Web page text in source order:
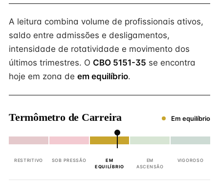
A leitura combina volume de profissionais ativos,
saldo entre admissões e desligamentos,
intensidade de rotatividade e movimento dos
últimos trimestres. O CBO 5151-35 se encontra
hoje em zona de em equilíbrio.
Termômetro de Carreira Em equilíbrio
RESTRITIVO SOB PRESSÃO
EM
EQUILÍBRIO
EM
ASCENSÃO
VIGOROSO